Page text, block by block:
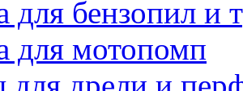
для бензопил и
для мотопомп